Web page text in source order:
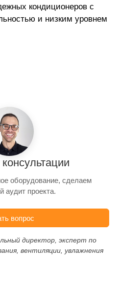
кондиционеров с
и низким уровнем
оборудование, сделаем
аудит проекта.
вопрос
директор, эксперт по
вентиляции, увлажнения